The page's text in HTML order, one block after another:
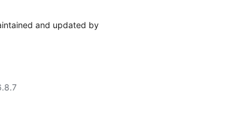
and updated by